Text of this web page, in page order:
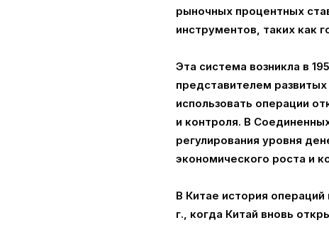
рыночных процентных
инструментов, таких как
Эта система возникла в
представителем
использовать операции
и контроля. В
регулирования уровня
экономического роста и
В Китае история
г., когда Китай вновь